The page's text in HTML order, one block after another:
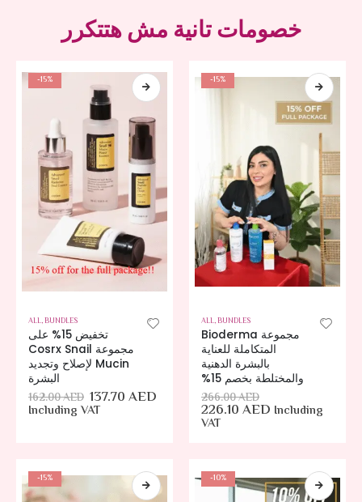
خصومات تانية مش هتتكرر
-15%
ALL,BUNDLES
تخفيض 15% على
مجموعة Cosrx Snail
Mucin لإصلاح وتجديد
البشرة
162.00AED 137.70AED
Including VAT
-15%
ALL,BUNDLES
مجموعة Bioderma
المتكاملة للعناية
بالبشرة الدهنية
والمختلطة بخصم 15%
266.00AED
226.10AED Including
VAT
-15% -10%